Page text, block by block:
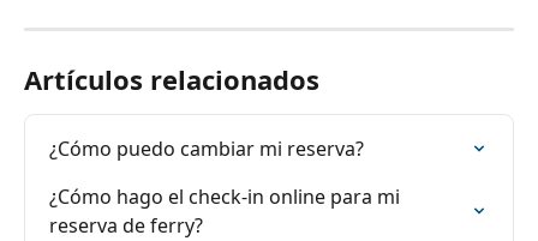
Artículos relacionados
¿Cómo puedo cambiar mi reserva?
¿Cómo hago el check-in online para mi
reserva de ferry?